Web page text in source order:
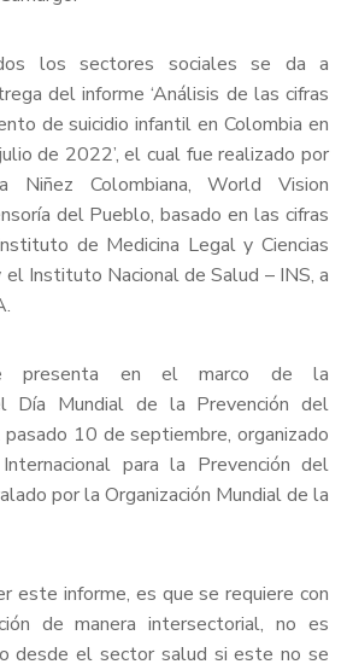
los sectores sociales se da a
del informe ‘Análisis de las cifras
de suicidio infantil en Colombia en
de 2022’, el cual fue realizado por
Colombiana, World Vision
del Pueblo, basado en las cifras
de Medicina Legal y Ciencias
el Instituto Nacional de Salud – INS, a
presenta en el marco de la
Día Mundial de la Prevención del
10 de septiembre, organizado
para la Prevención del
por la Organización Mundial de la
este informe, es que se requiere con
de manera intersectorial, no es
desde el sector salud si este no se